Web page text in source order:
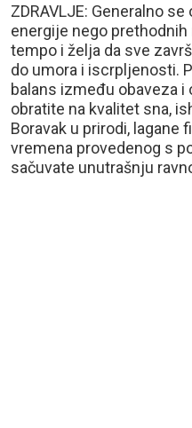
ZDRAVLJE: Generalno
energije nego prethodnih
tempo i želja da sve
do umora i iscrpljenosti.
balans između obaveza i
obratite na kvalitet sna,
Boravak u prirodi, lagane
vremena provedenog s
sačuvate unutrašnju